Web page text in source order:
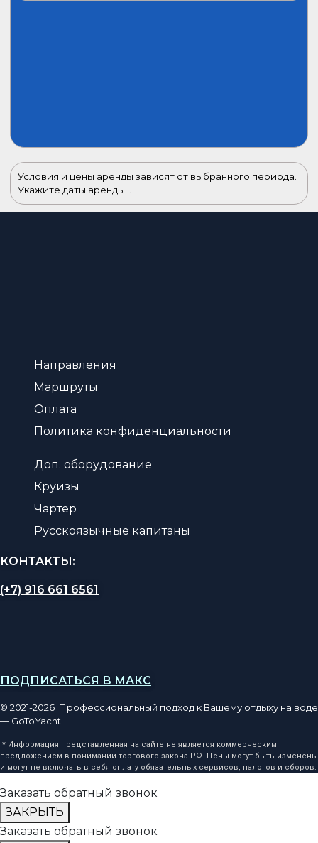
Условия и цены аренды зависят от выбранного периода.
Укажите даты аренды...
Направления
Маршруты
Оплата
Политика конфиденциальности
Доп. оборудование
Круизы
Чартер
Русскоязычные капитаны
КОНТАКТЫ:
(+7) 916 661 6561
ПОДПИСАТЬСЯ В МАКС
© 2021-2026 Профессиональный подход к Вашему отдыху на воде
— GoToYacht.
* Информация представленная на сайте не является коммерческим
предложением в понимании торгового закона РФ. Цены могут быть изменены
и могут не включать в себя оплату обязательных сервисов, налогов и сборов.
Заказать обратный звонок
ЗАКРЫТЬ
Заказать обратный звонок